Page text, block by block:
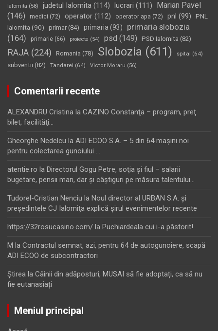
Ialomita (58) judetul Ialomita (114) lucrari (111)
Marian Pavel
(146)
medici (72) operator (112) operator apa (72) pnl (99)
PNL
Ialomita (90) primar(84) primaria (93)
primaria slobozia
(164)
primarie (66) proiecte (54) psd (149) PSD Ialomita (82)
RAJA (224) Romania (78) Slobozia (611) spital (64)
subventii (82) Tandarei (64) Victor Moraru (56)
Comentarii recente
ALEXANDRU Cristina la CAZINO Constanţa – program, preţ
bilet, facilităţi…
Gheorghe Nedelcu la ADI ECOO S.A. – 5 din 64 maşini noi
pentru colectarea gunoiului …
atentie.ro la Directorul Gogu Petre, soţia şi fiul – salarii
bugetare, pensii mari, dar şi câştiguri pe măsura talentului…
Tudorel-Cristian Nenciu la Noul director al URBAN S.A. şi
preşedintele CJ Ialomiţa explică şirul evenimentelor recente
https://32rosucasino.com/ la Puchiardeala cui i-a păstorit!
M la Contractul semnat, azi, pentru 64 de autogunoiere, scapă
ADI ECOO de subcontractori
Ştirea la Câinii din adăposturi, MUSAI să fie adoptați, ca să nu
fie eutanasiați
Meniul principal